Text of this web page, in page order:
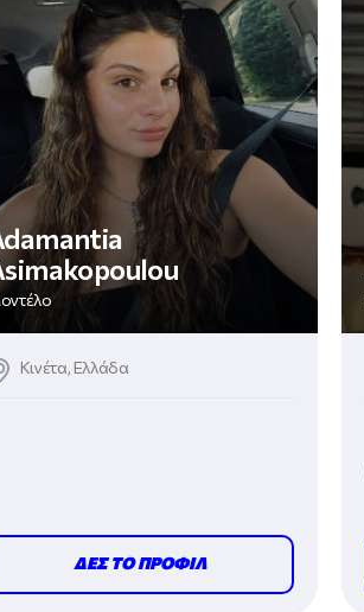
Κινέτα, Ελλάδα
ΔΕΣ ΤΟ ΠΡΟΦΙΛ